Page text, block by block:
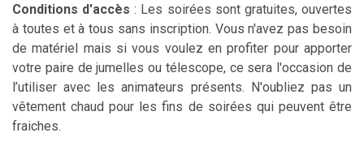
Conditions d'accès : Les soirées sont gratuites, ouvertes
à toutes et à tous sans inscription. Vous n'avez pas besoin
de matériel mais si vous voulez en profiter pour apporter
votre paire de jumelles ou télescope, ce sera l'occasion de
l’utiliser avec les animateurs présents. N'oubliez pas un
vêtement chaud pour les fins de soirées qui peuvent être
fraiches.